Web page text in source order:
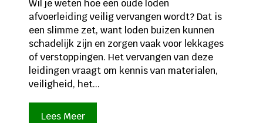
Wil je weten hoe een oude loden
afvoerleiding veilig vervangen wordt? Dat is
een slimme zet, want loden buizen kunnen
schadelijk zijn en zorgen vaak voor lekkages
of verstoppingen. Het vervangen van deze
leidingen vraagt om kennis van materialen,
veiligheid, het...
Lees Meer